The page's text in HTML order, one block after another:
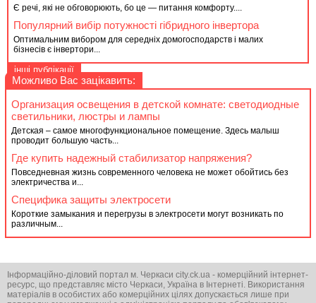
Є речі, які не обговорюють, бо це — питання комфорту....
Популярний вибір потужності гібридного інвертора
Оптимальним вибором для середніх домогосподарств і малих
бізнесів є інвертори...
інші публікації
Можливо Вас зацікавить:
Организация освещения в детской комнате: светодиодные
светильники, люстры и лампы
Детская – самое многофункциональное помещение. Здесь малыш
проводит большую часть...
Где купить надежный стабилизатор напряжения?
Повседневная жизнь современного человека не может обойтись без
электричества и...
Специфика защиты электросети
Короткие замыкания и перегрузы в электросети могут возникать по
различным...
Інформаційно-діловий портал м. Черкаси city.ck.ua - комерційний інтернет-
ресурс, що представляє місто Черкаси, Україна в Інтернеті. Використання
матеріалів в особистих або комерційних цілях допускається лише при